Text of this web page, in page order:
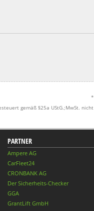
*
gemäß §25a UStG.;MwSt.
PARTNER
Ampere AG
CarFleet24
CRONBANK AG
Der Sicherheits-Checker
GGA
GrantLift GmbH